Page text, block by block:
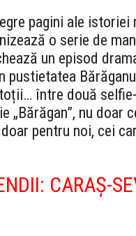
pagini ale
o serie de
un episod
între două
nu doar
pentru noi, cei
CARAȘ-